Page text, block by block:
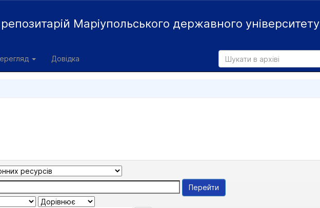
Маріупольського державного університету
Довідка